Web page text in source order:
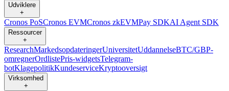
Udviklere
+
Cronos PoSCronos EVMCronos zkEVMPay SDKAI Agent SDK
Ressourcer
+
ResearchMarkedsopdateringerUniversitetUddannelseBTC/GBP-
omregnerOrdlistePris-widgetsTelegram-
botKlagepolitikKundeserviceKryptooversigt
Virksomhed
+